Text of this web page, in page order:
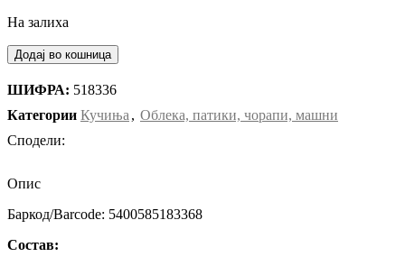
На залиха
Додај во кошница
ШИФРА: 518336
Категории Кучиња , Облека, патики, чорапи, машни
Сподели:
Опис
Баркод/Barcode: 5400585183368
Состав: